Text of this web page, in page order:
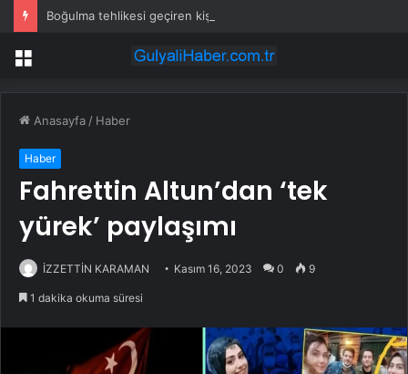
Boğulma tehlikesi geçiren kişi dronla kurtarıldı
Menü
Anasayfa / Haber
Haber
Fahrettin Altun’dan ‘tek
yürek’ paylaşımı
İZZETTİN KARAMAN Kasım 16, 2023 0 9
1 dakika okuma süresi